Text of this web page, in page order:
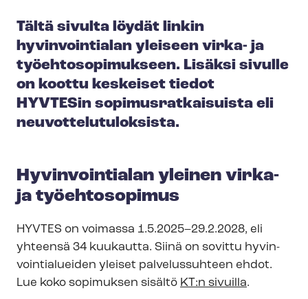
Tältä sivulta löydät linkin
hyvinvointialan yleiseen virka- ja
työ­eh­to­so­pi­muk­seen. Lisäksi sivulle
on koottu keskeiset tiedot
HYVTESin so­pi­mus­rat­kai­suis­ta eli
neu­vot­te­lu­tu­lok­sis­ta.
Hyvinvointialan yleinen virka-
ja työehtosopimus
HYVTES on voimassa 1.5.2025–29.2.2028, eli
yhteensä 34 kuukautta. Siinä on sovittu hy­vin­
voin­tia­luei­den yleiset palvelussuhteen ehdot.
Lue koko sopimuksen sisältö KT:n sivuilla.